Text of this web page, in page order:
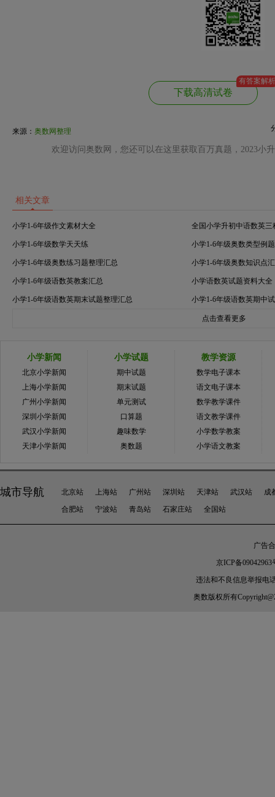
下载高清试卷
有答案解析
来源： 奥数网整理
欢迎访问奥数网，您还可以在这里获取百万真题，2023小
相关文章
小学1-6年级作文素材大全 全国小学升初中语数英三
小学1-6年级数学天天练 小学1-6年级奥数类型例
小学1-6年级奥数练习题整理汇总 小学1-6年级奥数知识点
小学1-6年级语数英教案汇总 小学语数英试题资料大全
小学1-6年级语数英期末试题整理汇总 小学1-6年级语数英期中
点击查看更多
小学新闻
北京小学新闻
上海小学新闻
广州小学新闻
深圳小学新闻
武汉小学新闻
天津小学新闻
小学试题
期中试题
期末试题
单元测试
口算题
趣味数学
奥数题
教学资源
数学电子课本
语文电子课本
数学教学课件
语文教学课件
小学数学教案
小学语文教案
城市导航 北京站 上海站 广州站 深圳站 天津站 武汉站
成
合肥站
宁波站 青岛站 石家庄站 全国站
广告
京ICP备09042963
违法和不良信息举报电
奥数 版权所有